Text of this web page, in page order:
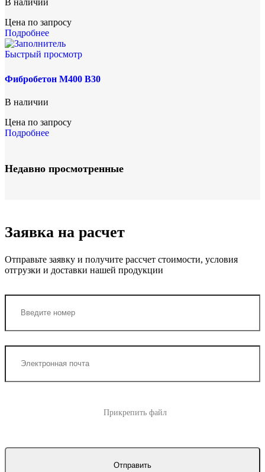
Цена по запросу
Подробнее
Быстрый просмотр
Фибробетон М400 B30
В наличии
Цена по запросу
Подробнее
Недавно просмотренные
Заявка на расчет
Отправьте заявку и получите рассчет стоимости, условия
отгрузки и доставки нашей продукции
Прикрепить файл